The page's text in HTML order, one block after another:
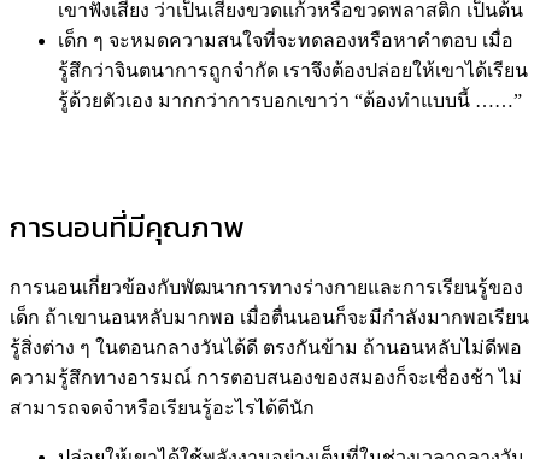
เขาฟังเสียง ว่าเป็นเสียงขวดแก้วหรือขวดพลาสติก เป็นต้น ​
เด็ก ๆ จะหมดความสนใจที่จะทดลองหรือหาคำตอบ เมื่อ
รู้สึกว่าจินตนาการถูกจำกัด เราจึงต้องปล่อยให้เขาได้เรียน
รู้ด้วยตัวเอง มากกว่าการบอกเขาว่า “ต้องทำแบบนี้ ……”
การนอนที่มีคุณภาพ
การนอนเกี่ยวข้องกับพัฒนาการทางร่างกายและการเรียนรู้ของ
เด็ก ถ้าเขานอนหลับมากพอ เมื่อตื่นนอนก็จะมีกำลังมากพอเรียน
รู้สิ่งต่าง ๆ ในตอนกลางวันได้ดี ตรงกันข้าม ถ้านอนหลับไม่ดีพอ
ความรู้สึกทางอารมณ์ การตอบสนองของสมองก็จะเชื่องช้า ไม่
สามารถจดจำหรือเรียนรู้อะไรได้ดีนัก